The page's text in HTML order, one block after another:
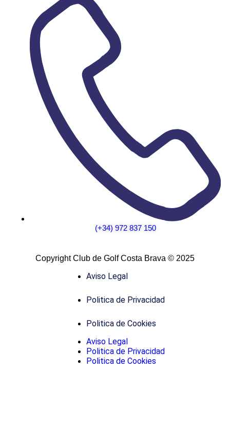
(+34) 972 837 150
Copyright Club de Golf Costa Brava © 2025
Aviso Legal
Politica de Privacidad
Politica de Cookies
Aviso Legal
Politica de Privacidad
Politica de Cookies